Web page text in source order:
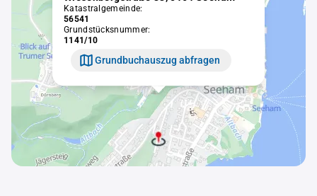
Katastralgemeinde:
56541
Grundstücksnummer:
1141/10
Grundbuchauszug abfragen